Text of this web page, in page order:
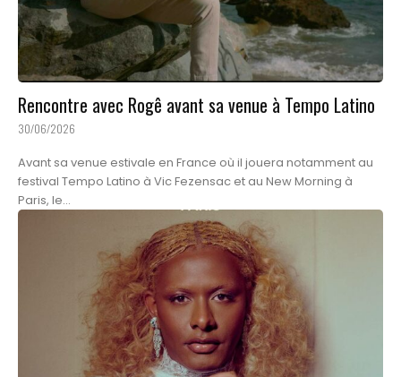
Rencontre avec Rogê avant sa venue à Tempo Latino
30/06/2026
Avant sa venue estivale en France où il jouera notamment au
festival Tempo Latino à Vic Fezensac et au New Morning à
Paris, le...